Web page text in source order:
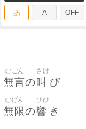
あ A OFF
無言
むごん
の叫
さけ
び
無限
むげん
の響
ひび
き